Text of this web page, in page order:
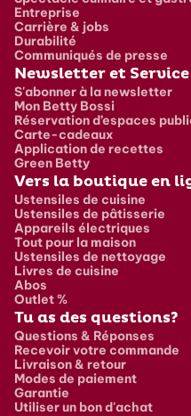
Entreprise
Carrière & jobs
Durabilité
Communiqués de presse
Newsletter et Service
S'abonner à la newsletter
Mon Betty Bossi
Réservation d’espaces
Carte-cadeaux
Application de recettes
Green Betty
Vers la boutique en
Ustensiles de cuisine
Ustensiles de pâtisserie
Appareils électriques
Tout pour la maison
Ustensiles de nettoyage
Livres de cuisine
Abos
Outlet %
Tu as des questions?
Questions & Réponses
Recevoir votre commande
Livraison & retour
Modes de paiement
Garantie
Utiliser un bon d'achat